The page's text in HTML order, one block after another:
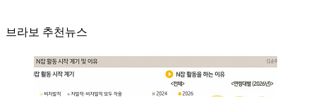
브라보 추천뉴스